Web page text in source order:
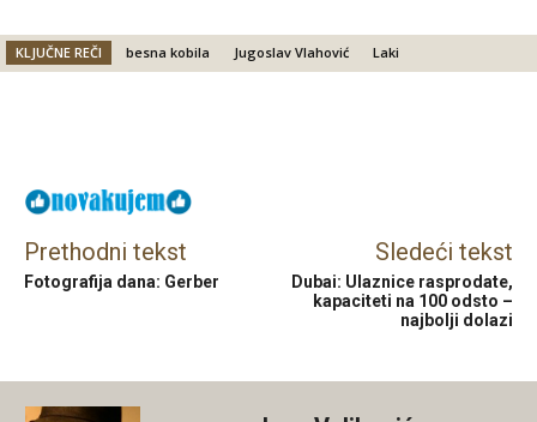
KLJUČNE REČI besna kobila Jugoslav Vlahović Laki
Prethodni tekst
Fotografija dana: Gerber
Sledeći tekst
Dubai: Ulaznice rasprodate,
kapaciteti na 100 odsto –
najbolji dolazi